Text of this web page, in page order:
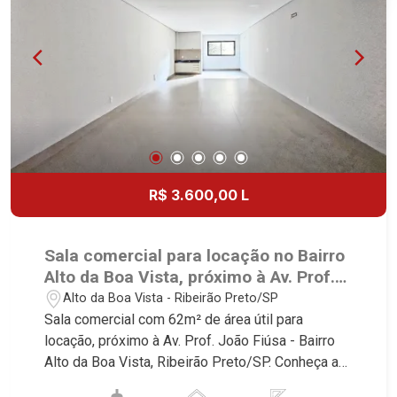
bairros de maior prestígio da região, como: Alto
da Boa Vista, Jardim Botânico, Jardim Olhos
D`Água, Vila do Golfe, City Ribeirão, Jardim
Canadá, Guaporé, Ilhas do Sul, Jardim Nova
Aliança, Boulevard, Higienópolis, Sumaré, Jardim
América, Alto do Ipê, Jardim Irajá, Royal Park,
Jardim Califórnia, Quinta da Primavera, Bonfim
Paulista, Vila Seixas, Jardim Paulista, Jardim
Paulistano, Lagoinha, Ribeirânia, Nova Ribeirânia,
Jardim Macedo, Jardim São Luiz, Centro, Jardim
Jardim Ana Maria, San Marco, Vila Romana,
Bosque dos Juritis, Jardim dos Guaporés e Bella
Città Residencial e Industrial. Avenida João Fiúsa,
1051 - Alto da Boa Vista | Ribeirão Preto
R$ 3.600,00 L
Sala comercial para locação no Bairro
Alto da Boa Vista, próximo à Av. Prof.
João Fiúsa - Ribeirão Preto/SP.
Alto da Boa Vista - Ribeirão Preto/SP
Sala comercial com 62m² de área útil para
locação, próximo à Av. Prof. João Fiúsa - Bairro
Alto da Boa Vista, Ribeirão Preto/SP. Conheça as